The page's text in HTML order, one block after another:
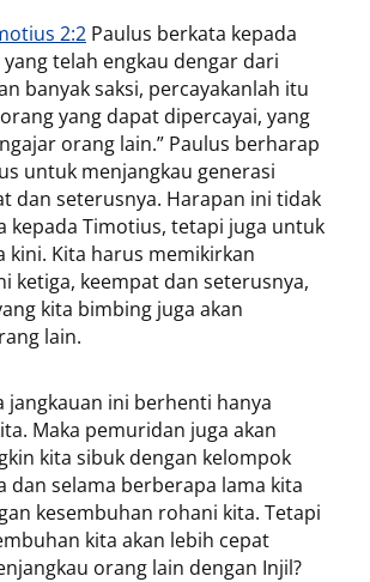
2:2 Paulus berkata kepada
yang telah engkau dengar dari
banyak saksi, percayakanlah itu
yang dapat dipercayai, yang
orang lain.” Paulus berharap
untuk menjangkau generasi
dan seterusnya. Harapan ini tidak
kepada Timotius, tetapi juga untuk
kini. Kita harus memikirkan
ketiga, keempat dan seterusnya,
kita bimbing juga akan
lain.
jangkauan ini berhenti hanya
Maka pemuridan juga akan
kita sibuk dengan kelompok
dan selama berberapa lama kita
kesembuhan rohani kita. Tetapi
kita akan lebih cepat
orang lain dengan Injil?